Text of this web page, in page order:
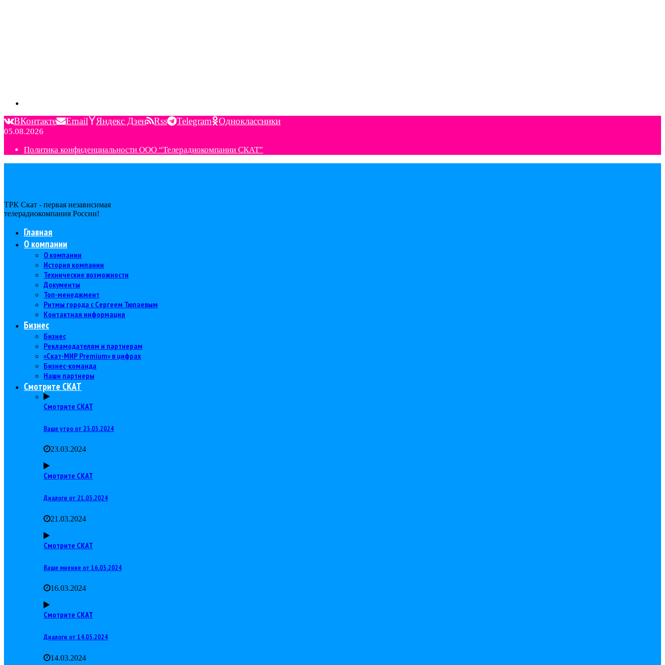
ВКонтакте Email Яндекс Дзен Rss Telegram Одноклассники
05.08.2026
Политика конфиденциальности ООО “Телерадиокомпании СКАТ”
ТРК Скат - первая независимая
телерадиокомпания Роcсии!
Главная
О компании
О компании
История компании
Технические возможности
Документы
Топ-менеджмент
Ритмы города с Сергеем Тюпаевым
Контактная информация
Бизнес
Бизнес
Рекламодателям и партнерам
«Скат-МИР Premium» в цифрах
Бизнес-команда
Наши партнеры
Смотрите СКАТ
Смотрите СКАТ
Ваше утро от 23.03.2024
23.03.2024
Смотрите СКАТ
Диалоги от 21.03.2024
21.03.2024
Смотрите СКАТ
Ваше мнение от 16.03.2024
16.03.2024
Смотрите СКАТ
Диалоги от 14.03.2024
14.03.2024